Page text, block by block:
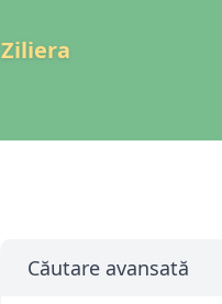
Ziliera
Căutare avansată